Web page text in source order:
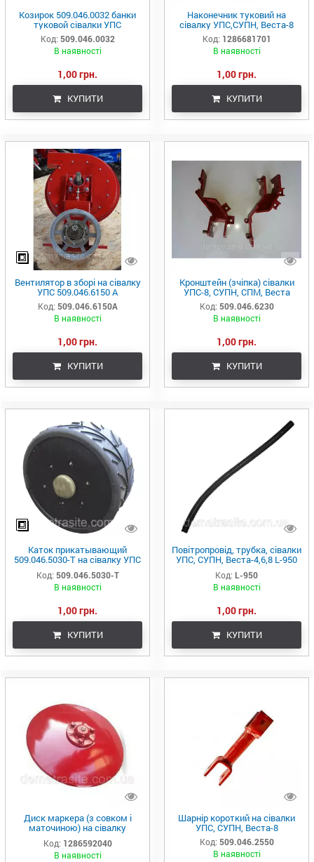
Козирок 509.046.0032 банки
туковой сівалки УПС
Код: 509.046.0032
В наявності
1,00 грн.
КУПИТИ
Наконечник туковий на
сівалку УПС,СУПН, Веста-8
Код: 1286681701
В наявності
1,00 грн.
КУПИТИ
Вентилятор в зборі на сівалку
УПС 509.046.6150 А
Код: 509.046.6150А
В наявності
1,00 грн.
КУПИТИ
Кронштейн (зчіпка) сівалки
УПС-8, СУПН, СПМ, Веста
Код: 509.046.6230
В наявності
1,00 грн.
КУПИТИ
Каток прикатывающий
509.046.5030-Т на сівалку УПС
Код: 509.046.5030-Т
В наявності
1,00 грн.
КУПИТИ
Повітропровід, трубка, сівалки
УПС, СУПН, Веста-4,6,8 L-950
Код: L-950
В наявності
1,00 грн.
КУПИТИ
Диск маркера (з совком і
маточиною) на сівалку
УПС,СУПН,Веста-4,6,8
Код: 1286592040
В наявності
Шарнір короткий на сівалки
УПС, СУПН, Веста-8
Код: 509.046.2550
В наявності